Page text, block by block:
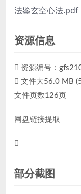
法鉴玄空心法.pdf
资源信息
资源编号：
文件大56.0 MB
文件页数126页
网盘链接提取
部分截图